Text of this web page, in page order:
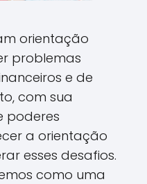
orientação
problemas
e de
com sua
poderes
a orientação
esses desafios.
como uma